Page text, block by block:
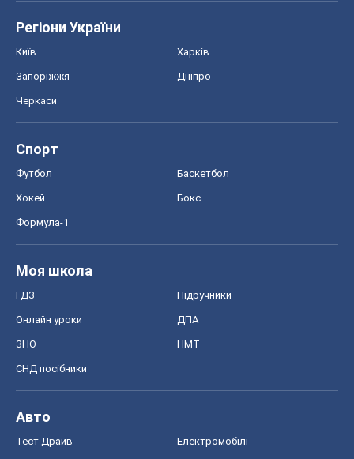
Регіони України
Київ Харків
Запоріжжя Дніпро
Черкаси
Спорт
Футбол Баскетбол
Хокей Бокс
Формула-1
Моя школа
ГДЗ Підручники
Онлайн уроки ДПА
ЗНО НМТ
СНД посібники
Авто
Тест Драйв Електромобілі